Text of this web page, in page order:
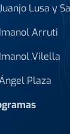
Lusa y
Arruti
Vilella
Plaza